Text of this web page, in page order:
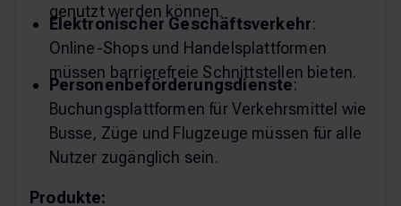
genutzt werden können.
Elektronischer Geschäftsverkehr:
Online-Shops und Handelsplattformen
müssen barrierefreie Schnittstellen bieten.
Personenbeförderungsdienste:
Buchungsplattformen für Verkehrsmittel wie
Busse, Züge und Flugzeuge müssen für alle
Nutzer zugänglich sein.
Produkte: